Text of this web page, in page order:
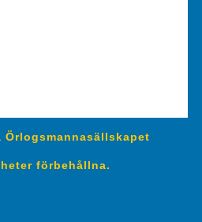
Örlogsmannasällskapet
förbehållna.